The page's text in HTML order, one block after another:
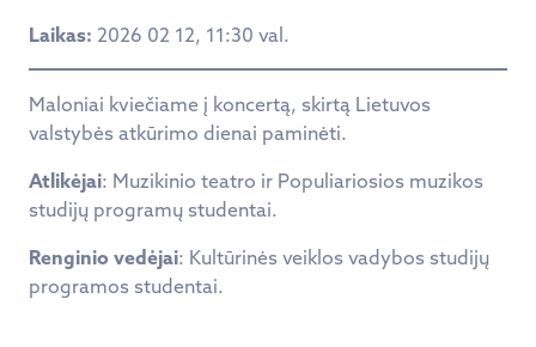
Laikas: 2026 02 12, 11:30 val.
Maloniai kviečiame į koncertą, skirtą Lietuvos
valstybės atkūrimo dienai paminėti.
Atlikėjai: Muzikinio teatro ir Populiariosios muzikos
studijų programų studentai.
Renginio vedėjai: Kultūrinės veiklos vadybos studijų
programos studentai.